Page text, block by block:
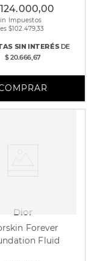
124.000,00
Impuestos
$102.479,33
SIN INTERÉSDE
$ 20.666,67
Dior
Forever
Fluid